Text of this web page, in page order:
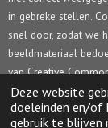
Deze website
doeleinden en/of
gebruik te blijven
in gebreke stellen.
snel door, zodat we
beeldmateriaal
van Creative
berust bij Rob Stolk
© 2017 - 2026